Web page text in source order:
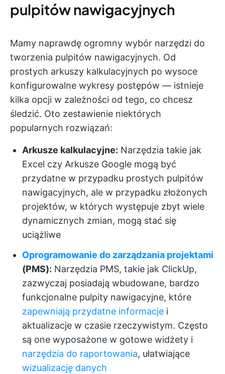
pulpitów nawigacyjnych
Mamy naprawdę ogromny wybór narzędzi do
tworzenia pulpitów nawigacyjnych. Od
prostych arkuszy kalkulacyjnych po wysoce
konfigurowalne wykresy postępów — istnieje
kilka opcji w zależności od tego, co chcesz
śledzić. Oto zestawienie niektórych
popularnych rozwiązań:
Arkusze kalkulacyjne: Narzędzia takie jak
Excel czy Arkusze Google mogą być
przydatne w przypadku prostych pulpitów
nawigacyjnych, ale w przypadku złożonych
projektów, w których występuje zbyt wiele
dynamicznych zmian, mogą stać się
uciążliwe
Oprogramowanie do zarządzania projektami
(PMS): Narzędzia PMS, takie jak ClickUp,
zazwyczaj posiadają wbudowane, bardzo
funkcjonalne pulpity nawigacyjne, które
zapewniają przydatne informacje i
aktualizacje w czasie rzeczywistym. Często
są one wyposażone w gotowe widżety i
narzędzia do raportowania, ułatwiające
wizualizację danych